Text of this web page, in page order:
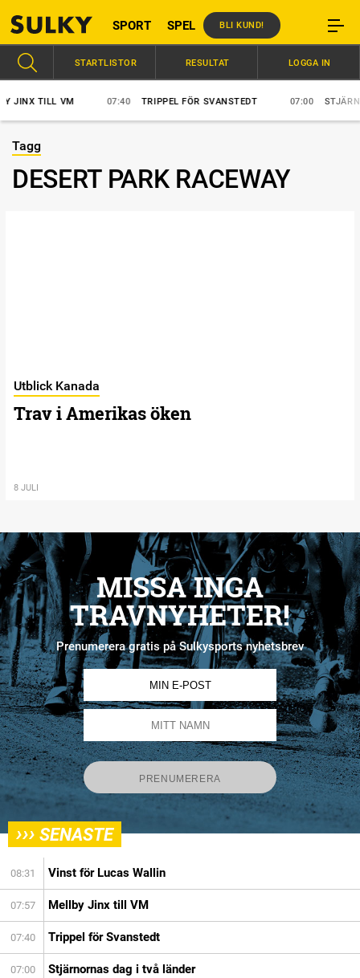
SPORT SPEL BLI KUND!
TILL VM 07:40 TRIPPEL FÖR SVANSTEDT 07:00
STARTLISTOR RESULTAT LOGGA IN
Tagg
DESERT PARK RACEWAY
Utblick Kanada
Trav i Amerikas öken
8 JULI
MISSA INGA
TRAVNYHETER!
Prenumerera gratis på Sulkysports nyhetsbrev
››› SENASTE
08:31 Vinst för Lucas Wallin
07:57 Mellby Jinx till VM
07:40 Trippel för Svanstedt
07:00 Stjärnornas dag i två länder